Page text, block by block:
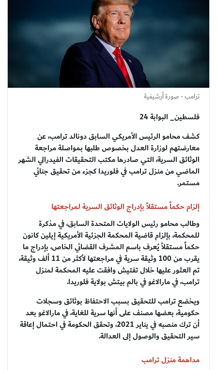
ترامب - صورة أرشيفية
فلسطين_ البوابة 24
كشف محامو الرئيس الأمريكي السابق دونالد ترامب، عن
معارضتهم لوزارة العدل بخصوص طلبها بمواصلة مراجعة
الوثائق السرية، التي صادرها مكتب التحقيقات الفيدرالي الشهر
الماضي من منزل ترامب في فلوريدا كجزء من تحقيق جنائي
مستمر.
إلزام حكماً مستقلاً بإدراج الوثائق السرية لمراجعتها
وطالب محامو رئيس الولايات المتحدة السابق، في مذكرة
للمحكمة، بإلزام قاضية المحكمة الجزئية الأمريكية إيلين كانون
حكماً مستقلاً يُعرف باسم المشرف القضائي الخاص، بإدراج ما
يقرب من 100 وثيقة سرية في مراجعتها لأكثر من 11 ألف وثيقة،
تم العثور عليها خلال تفتيش وافقت عليه المحكمة لمنزل
ترامب، في مارالاغو في بالم بيتش بولاية فلوريدا.
ويخضع ترامب للتحقيق بسبب الاحتفاظ بوثائق وسجلات
حكومية، بعضها مصنف على أنها سرية للغاية، في مارالاغو بعد
أن ترك منصبه في يناير 2021، وتحقق الحكومة في احتمال إعاقة
سير التحقيق والوصول إلى العدالة.
مداهمة منزل ترامب